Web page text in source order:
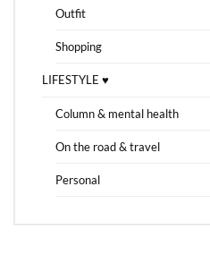
Outfit
Shopping
LIFESTYLE ♥
Column & mental health
On the road & travel
Personal